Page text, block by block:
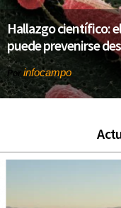
Hallazgo científico:
puede prevenirse
Por infocampo